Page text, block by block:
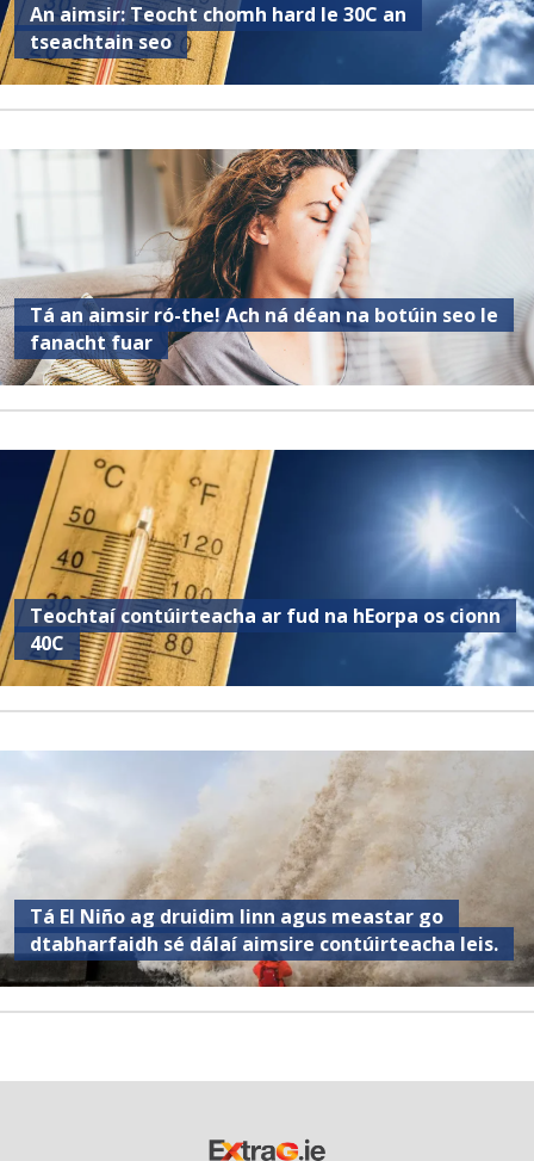
An aimsir: Teocht chomh hard le 30C an
tseachtain seo
Tá an aimsir ró-the! Ach ná déan na botúin seo le
fanacht fuar
Teochtaí contúirteacha ar fud na hEorpa os cionn
40C
Tá El Niño ag druidim linn agus meastar go
dtabharfaidh sé dálaí aimsire contúirteacha leis.